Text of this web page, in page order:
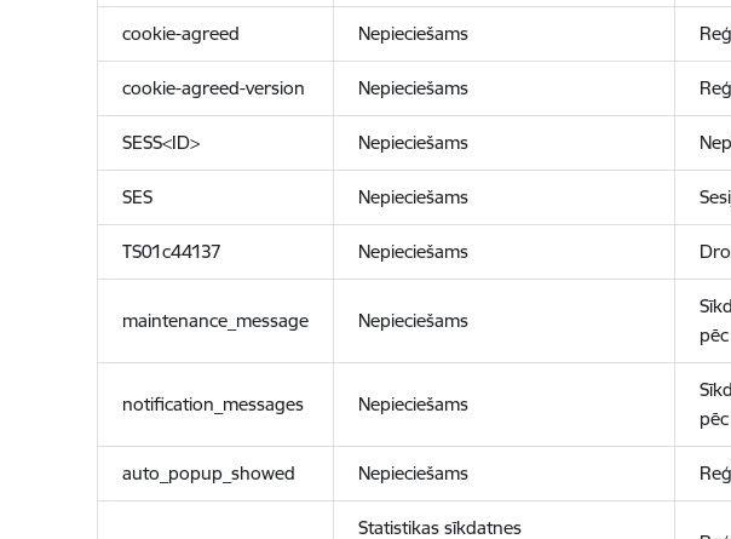
cookie-agreed Nepieciešams
cookie-agreed-version Nepieciešams
SESS<ID> Nepieciešams
SES Nepieciešams
TS01c44137 Nepieciešams
maintenance_message Nepieciešams
notification_messages Nepieciešams
auto_popup_showed Nepieciešams
Statistikas sīkdatnes